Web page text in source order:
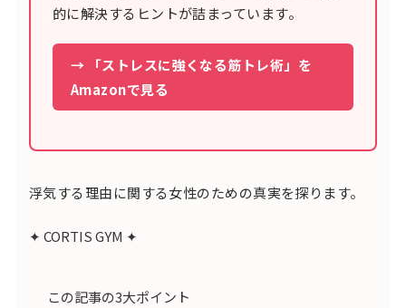
的に解決するヒントが詰まっています。
→ 「ストレスに強くなる筋トレ術」を
Amazonで見る
浮気する理由に関する女性のための真実を探ります。
✦ CORTIS GYM ✦
この記事の3大ポイント